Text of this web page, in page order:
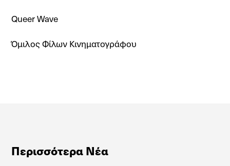
Queer Wave
Όμιλος Φίλων Κινηματογράφου
Περισσότερα Νέα